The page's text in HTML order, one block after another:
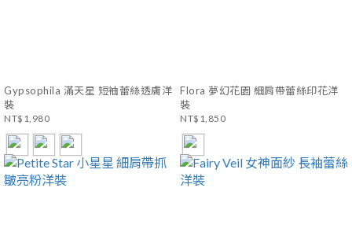
Gypsophila 滿天星 短袖蕾絲透膚洋
裝
NT$1,980
Flora 夢幻花園 細肩帶蕾絲印花洋
裝
NT$1,850